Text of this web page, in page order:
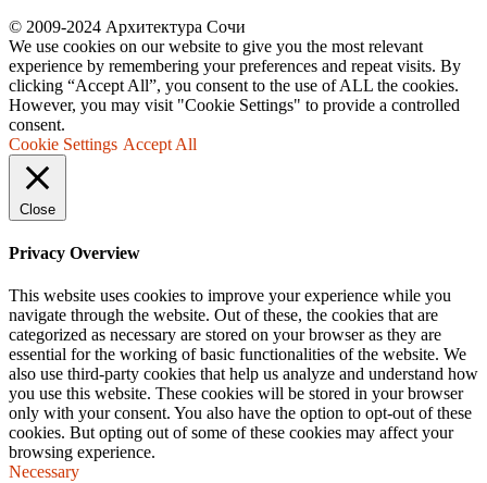
© 2009-2024 Архитектура Сочи
We use cookies on our website to give you the most relevant
experience by remembering your preferences and repeat visits. By
clicking “Accept All”, you consent to the use of ALL the cookies.
However, you may visit "Cookie Settings" to provide a controlled
consent.
Cookie Settings Accept All
Close
Privacy Overview
This website uses cookies to improve your experience while you
navigate through the website. Out of these, the cookies that are
categorized as necessary are stored on your browser as they are
essential for the working of basic functionalities of the website. We
also use third-party cookies that help us analyze and understand how
you use this website. These cookies will be stored in your browser
only with your consent. You also have the option to opt-out of these
cookies. But opting out of some of these cookies may affect your
browsing experience.
Necessary